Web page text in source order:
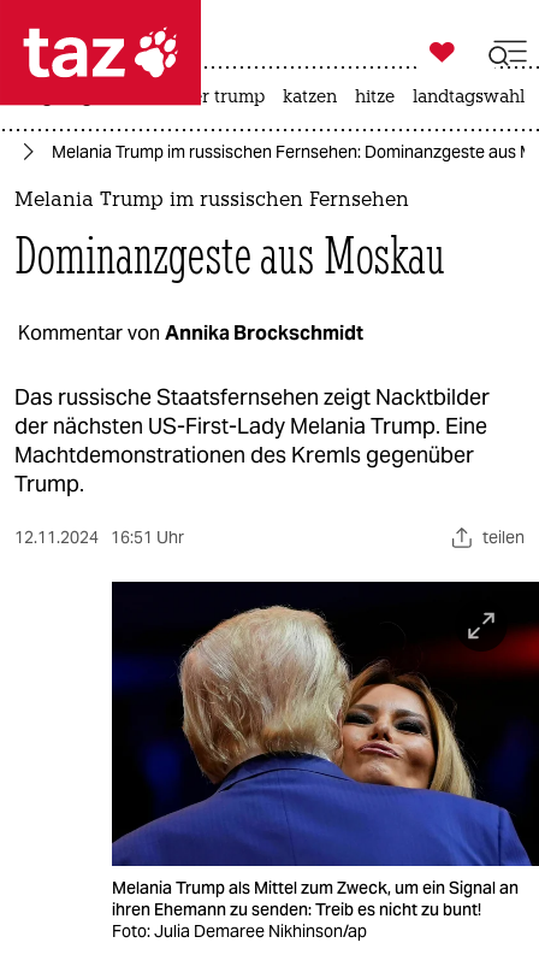
 taz zahl ich
taz zahl ich
politik
öko
gesellschaft
kultur
sport
berlin
wahrheit
fragen & hilfe
unterstützen

taz zahl ich
usa unter trump katzen hitze landtagswahl
Melania Trump im russischen Fernsehen: Dominanzgeste aus
Melania Trump im russischen Fernsehen
Dominanzgeste aus Moskau
Kommentar von Annika Brockschmidt
Das russische Staatsfernsehen zeigt Nacktbilder
der nächsten US-First-Lady Melania Trump. Eine
Machtdemonstrationen des Kremls gegenüber
Trump.
12.11.2024 16:51 Uhr teilen
Melania Trump als Mittel zum Zweck, um ein Signal an
ihren Ehemann zu senden: Treib es nicht zu bunt!
Foto: Julia Demaree Nikhinson/ap